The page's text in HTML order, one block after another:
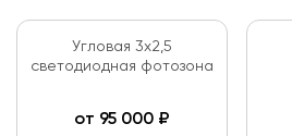
Угловая 3х2,5
светодиодная фотозона
от 95 000 ₽